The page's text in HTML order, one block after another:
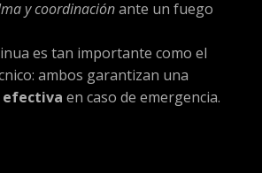
y coordinaciónante un fuego
es tan importante como el
ambos garantizan una
efectiva en caso de emergencia.